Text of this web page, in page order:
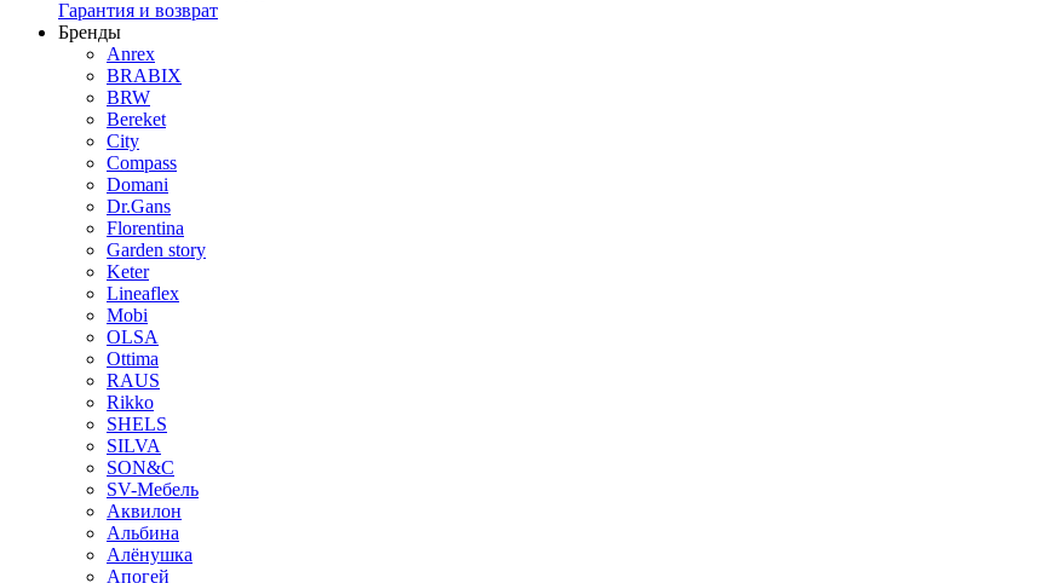
Гарантия и возврат
Бренды
Anrex
BRABIX
BRW
Bereket
City
Compass
Domani
Dr.Gans
Florentina
Garden story
Keter
Lineaflex
Mobi
OLSA
Ottima
RAUS
Rikko
SHELS
SILVA
SON&C
SV-Мебель
Аквилон
Альбина
Алёнушка
Апогей